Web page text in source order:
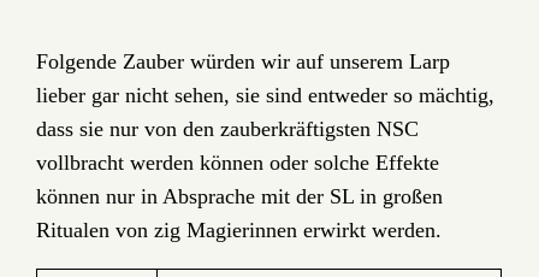
Folgende Zauber würden wir auf unserem Larp
lieber gar nicht sehen, sie sind entweder so mächtig,
dass sie nur von den zauberkräftigsten NSC
vollbracht werden können oder solche Effekte
können nur in Absprache mit der SL in großen
Ritualen von zig Magierinnen erwirkt werden.